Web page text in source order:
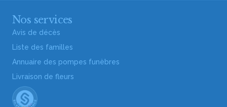
Nos services
Avis de décès
Liste des familles
Annuaire des pompes funèbres
Livraison de fleurs